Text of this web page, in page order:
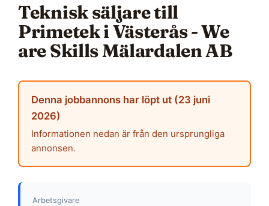
Teknisk säljare till
Primetek i Västerås - We
are Skills Mälardalen AB
Denna jobbannons har löpt ut (23 juni
2026)
Informationen nedan är från den ursprungliga
annonsen.
Arbetsgivare